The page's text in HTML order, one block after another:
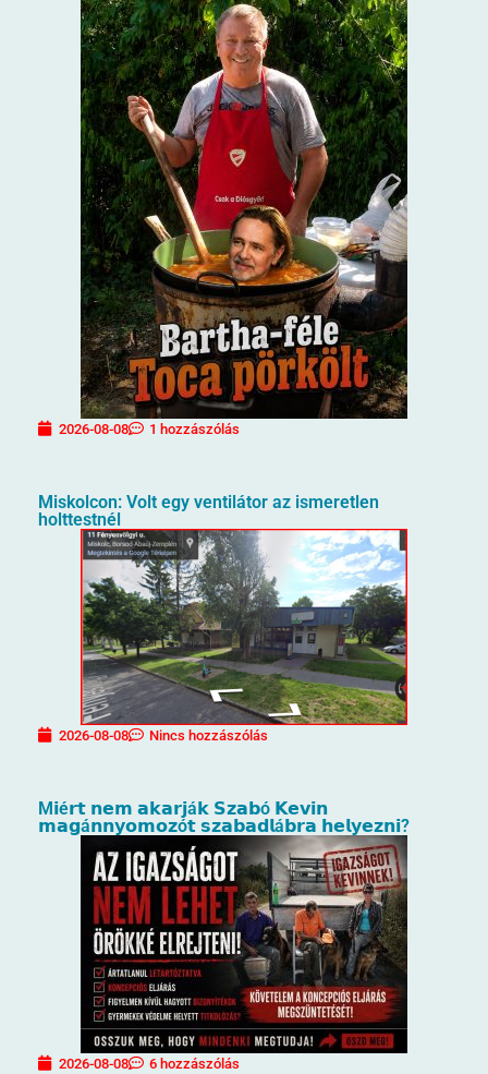
2026-08-08 1 hozzászólás
Miskolcon: Volt egy ventilátor az ismeretlen
holttestnél
2026-08-08 Nincs hozzászólás
M𝗶é𝗿𝘁 𝗻𝗲𝗺 𝗮𝗸𝗮𝗿𝗷á𝗸 𝗦𝘇𝗮𝗯ó 𝗞𝗲𝘃𝗶𝗻
𝗺𝗮𝗴á𝗻𝗻𝘆𝗼𝗺𝗼𝘇ó𝘁 𝘀𝘇𝗮𝗯𝗮𝗱𝗹á𝗯𝗿𝗮 𝗵𝗲𝗹𝘆𝗲𝘇𝗻𝗶?
2026-08-08 6 hozzászólás